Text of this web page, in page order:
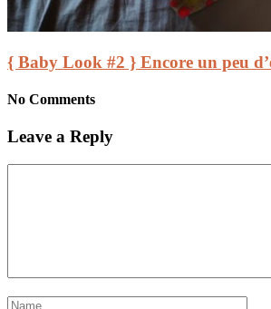
{ Baby Look #2 } Encore un peu
No Comments
Leave a Reply